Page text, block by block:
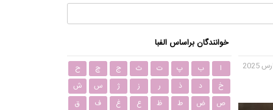
خوانندگان براساس الفبا
ا ب پ ت ث ج چ
ح
خ
د ذ ر ز ژ س
ش
ص
ض ط ظ ع غ ف
ق